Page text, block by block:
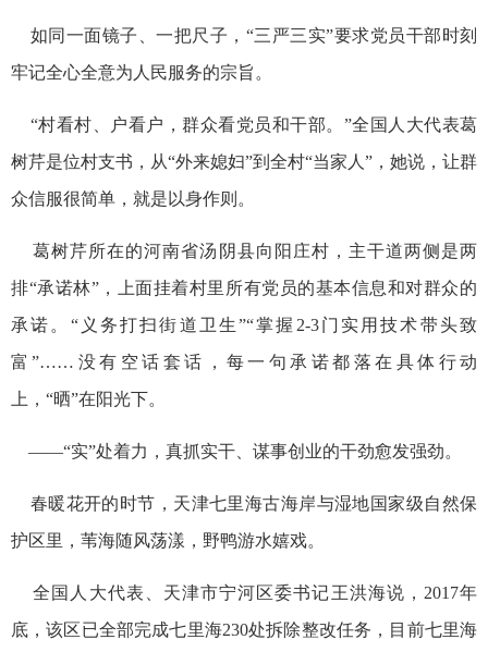
如同一面镜子、一把尺子，“三严三实”要求党员干部时刻
牢记全心全意为人民服务的宗旨。
“村看村、户看户，群众看党员和干部。”全国人大代表葛
树芹是位村支书，从“外来媳妇”到全村“当家人”，她说，让群
众信服很简单，就是以身作则。
葛树芹所在的河南省汤阴县向阳庄村，主干道两侧是两
排“承诺林”，上面挂着村里所有党员的基本信息和对群众的
承诺。“义务打扫街道卫生”“掌握2-3门实用技术带头致
富”……没有空话套话，每一句承诺都落在具体行动
上，“晒”在阳光下。
——“实”处着力，真抓实干、谋事创业的干劲愈发强劲。
春暖花开的时节，天津七里海古海岸与湿地国家级自然保
护区里，苇海随风荡漾，野鸭游水嬉戏。
全国人大代表、天津市宁河区委书记王洪海说，2017年
底，该区已全部完成七里海230处拆除整改任务，目前七里海